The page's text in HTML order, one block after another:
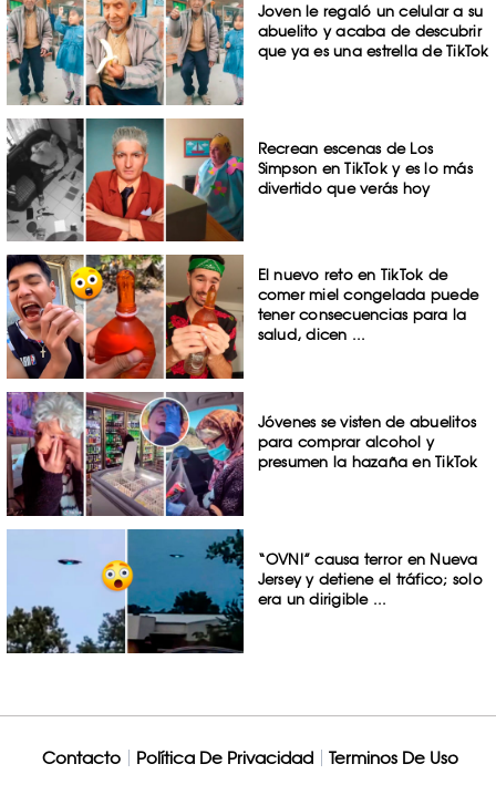
Joven le regaló un celular a su
abuelito y acaba de descubrir
que ya es una estrella de TikTok
Recrean escenas de Los
Simpson en TikTok y es lo más
divertido que verás hoy
El nuevo reto en TikTok de
comer miel congelada puede
tener consecuencias para la
salud, dicen ...
Jóvenes se visten de abuelitos
para comprar alcohol y
presumen la hazaña en TikTok
“OVNI” causa terror en Nueva
Jersey y detiene el tráfico; solo
era un dirigible ...
Contacto Política De Privacidad Terminos De Uso